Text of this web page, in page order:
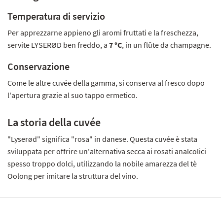
Temperatura di servizio
Per apprezzarne appieno gli aromi fruttati e la freschezza,
servite LYSERØD ben freddo, a 7 °C, in un flûte da champagne.
Conservazione
Come le altre cuvée della gamma, si conserva al fresco dopo
l'apertura grazie al suo tappo ermetico.
La storia della cuvée
"Lyserød" significa "rosa" in danese. Questa cuvée è stata
sviluppata per offrire un'alternativa secca ai rosati analcolici
spesso troppo dolci, utilizzando la nobile amarezza del tè
Oolong per imitare la struttura del vino.